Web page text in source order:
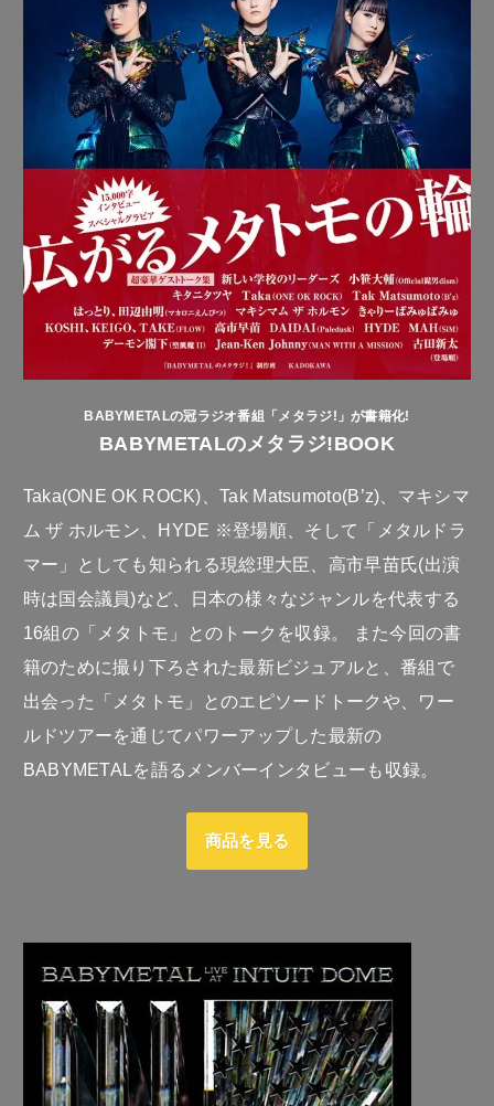
BABYMETALの冠ラジオ番組「メタラジ!」が書籍化!
BABYMETALのメタラジ!BOOK
Taka(ONE OK ROCK)、Tak Matsumoto(B’z)、マキシマ
ム ザ ホルモン、HYDE ※登場順、そして「メタルドラ
マー」としても知られる現総理大臣、高市早苗氏(出演
時は国会議員)など、日本の様々なジャンルを代表する
16組の「メタトモ」とのトークを収録。 また今回の書
籍のために撮り下ろされた最新ビジュアルと、番組で
出会った「メタトモ」とのエピソードトークや、ワー
ルドツアーを通じてパワーアップした最新の
BABYMETALを語るメンバーインタビューも収録。
商品を見る